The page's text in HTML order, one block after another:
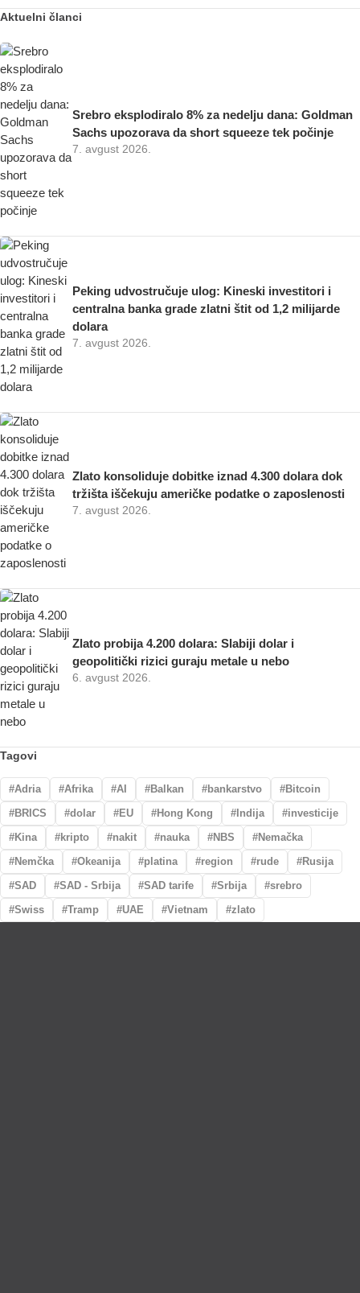
Aktuelni članci
Srebro eksplodiralo 8% za nedelju dana: Goldman
Sachs upozorava da short squeeze tek počinje
7. avgust 2026.
Peking udvostručuje ulog: Kineski investitori i
centralna banka grade zlatni štit od 1,2 milijarde
dolara
7. avgust 2026.
Zlato konsoliduje dobitke iznad 4.300 dolara dok
tržišta iščekuju američke podatke o zaposlenosti
7. avgust 2026.
Zlato probija 4.200 dolara: Slabiji dolar i
geopolitički rizici guraju metale u nebo
6. avgust 2026.
Tagovi
Adria Afrika AI Balkan bankarstvo
Bitcoin
BRICS
dolar EU Hong Kong Indija
investicije
Kina
kripto nakit nauka NBS
Nemačka
Nemčka
Okeanija platina region rude
Rusija
SAD
SAD - Srbija SAD tarife Srbija
srebro
Swiss
Tramp UAE Vietnam zlato